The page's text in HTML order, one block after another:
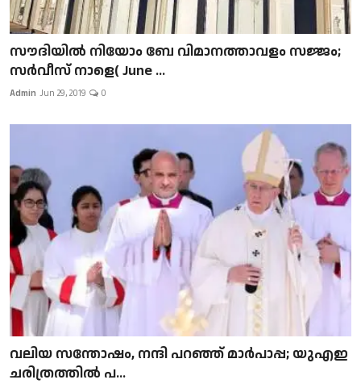
സൗദിയിൽ നിയോം ബേ വിമാനത്താവളം സജ്ജം;
സർവീസ് നാളെ( June ...
Admin Jun 29, 2019 0
വലിയ സന്തോഷം, നന്ദി പറഞ്ഞ് മാർപാപ്പ; യുഎഇ
ചരിത്രത്തിൽ പ...